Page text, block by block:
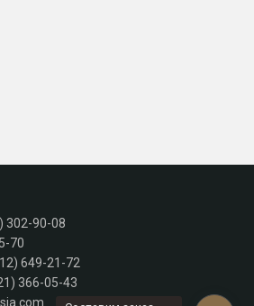
302-90-08
70
649-21-72
366-05-43